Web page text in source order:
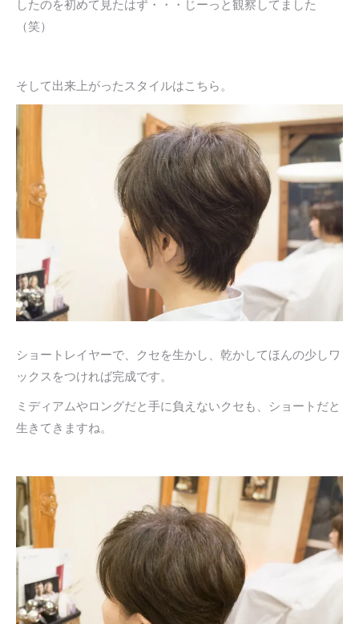
したのを初めて見たはず・・・じーっと観察してました
（笑）
そして出来上がったスタイルはこちら。
ショートレイヤーで、クセを生かし、乾かしてほんの少しワ
ックスをつければ完成です。
ミディアムやロングだと手に負えないクセも、ショートだと
生きてきますね。